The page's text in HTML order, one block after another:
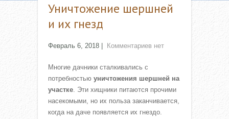
Уничтожение шершней
и их гнезд
Февраль 6, 2018 Комментариев нет
Многие дачники сталкивались с
потребностью уничтожения шершней на
участке. Эти хищники питаются прочими
насекомыми, но их польза заканчивается,
когда на даче появляется их гнездо.